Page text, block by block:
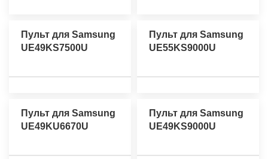
Пульт для Samsung
UE49KS7500U
Пульт для Samsung
UE55KS9000U
Пульт для Samsung
UE49KU6670U
Пульт для Samsung
UE49KS9000U